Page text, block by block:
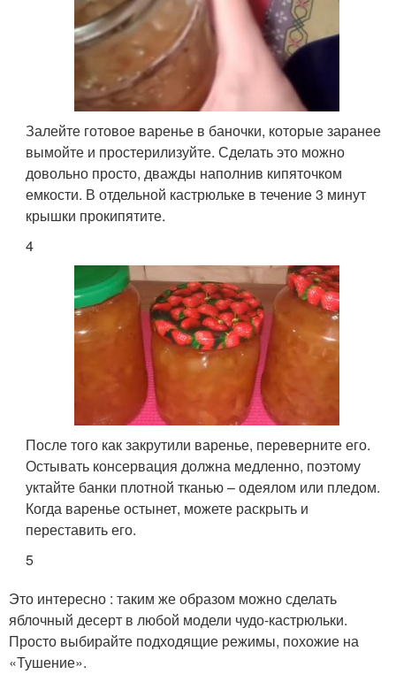
Залейте готовое варенье в баночки, которые заранее
вымойте и простерилизуйте. Сделать это можно
довольно просто, дважды наполнив кипяточком
емкости. В отдельной кастрюльке в течение 3 минут
крышки прокипятите.
4
После того как закрутили варенье, переверните его.
Остывать консервация должна медленно, поэтому
уктайте банки плотной тканью – одеялом или пледом.
Когда варенье остынет, можете раскрыть и
переставить его.
5
Это интересно : таким же образом можно сделать
яблочный десерт в любой модели чудо-кастрюльки.
Просто выбирайте подходящие режимы, похожие на
«Тушение».